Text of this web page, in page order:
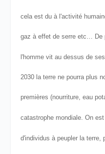
cela est du à l'activité
gaz à effet de serre etc… De
l'homme vit au dessus de
2030 la terre ne pourra plus
premières (nourriture, eau
catastrophe mondiale.On
d'individus à peupler la terre,